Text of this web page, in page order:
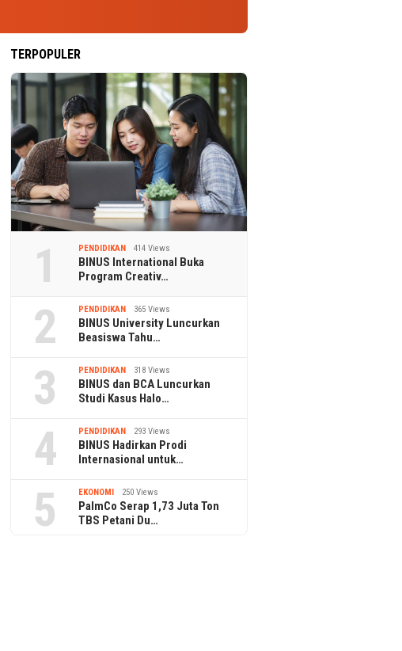
TERPOPULER
1 PENDIDIKAN 414 Views
BINUS International Buka
Program Creativ…
2 PENDIDIKAN 365 Views
BINUS University Luncurkan
Beasiswa Tahu…
3 PENDIDIKAN 318 Views
BINUS dan BCA Luncurkan
Studi Kasus Halo…
4 PENDIDIKAN 293 Views
BINUS Hadirkan Prodi
Internasional untuk…
5 EKONOMI 250 Views
PalmCo Serap 1,73 Juta Ton
TBS Petani Du…